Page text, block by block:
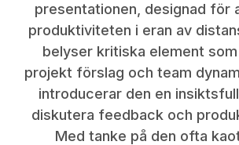
presentationen, designad för
produktiviteten i eran av
belyser kritiska element som
projekt förslag och team
introducerar den en
diskutera feedback och
Med tanke på den ofta